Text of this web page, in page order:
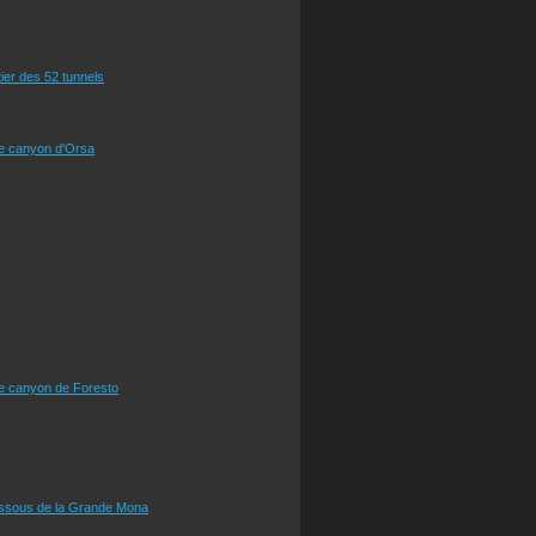
des 52 tunnels
canyon d'Orsa
canyon de Foresto
de la Grande Mona